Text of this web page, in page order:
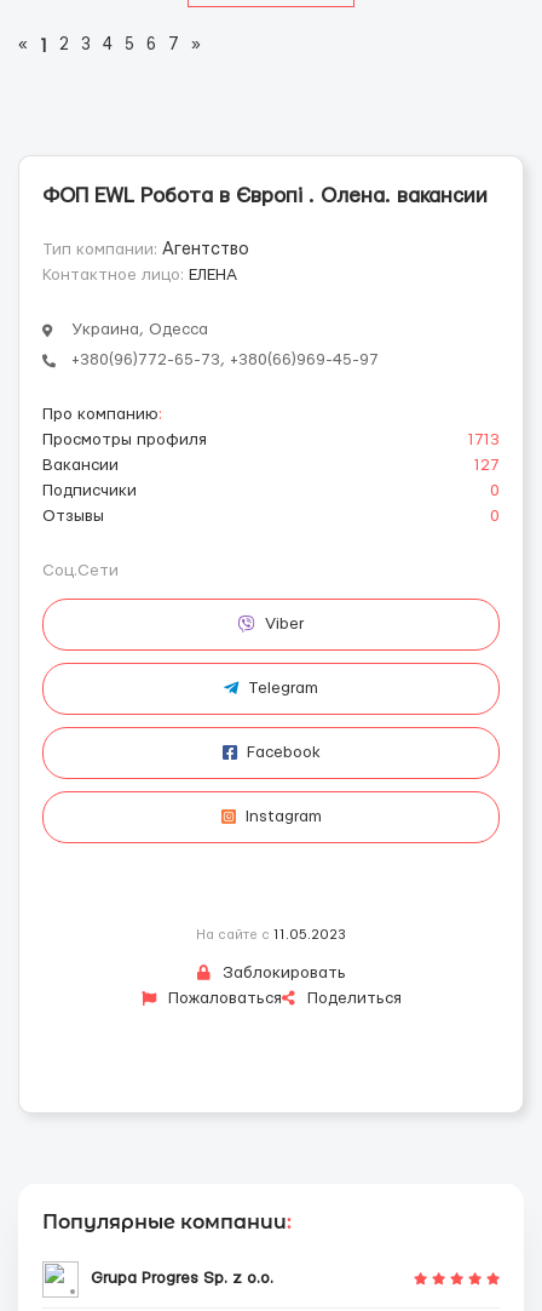
« 2 3 4 5 6 7 »
ФОП EWL Робота в Європі . Олена. вакансии
Тип компании: Агентство
Контактное лицо: ЕЛЕНА
Украина, Одесса
+380(96)772-65-73, +380(66)969-45-97
Про компанию:
Просмотры профиля
1713
Вакансии
127
Подписчики
0
Отзывы
0
Соц.Сети
Viber
Telegram
Facebook
Instagram
На сайте с 11.05.2023
Заблокировать
Пожаловаться
Поделиться
Популярные компании:
Grupa Progres Sp. z o.o.